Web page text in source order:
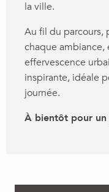
la ville.
Au fil du parcours,
chaque ambiance,
effervescence
inspirante, idéale
journée.
À bientôt pour un